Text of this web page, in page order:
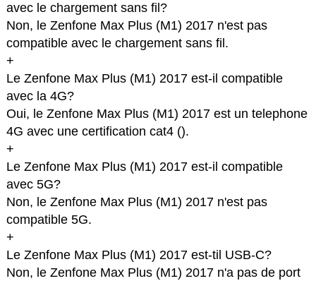
avec le chargement sans fil?
Non, le Zenfone Max Plus (M1) 2017 n'est pas
compatible avec le chargement sans fil.
+
Le Zenfone Max Plus (M1) 2017 est-il compatible
avec la 4G?
Oui, le Zenfone Max Plus (M1) 2017 est un telephone
4G avec une certification cat4 ().
+
Le Zenfone Max Plus (M1) 2017 est-il compatible
avec 5G?
Non, le Zenfone Max Plus (M1) 2017 n'est pas
compatible 5G.
+
Le Zenfone Max Plus (M1) 2017 est-til USB-C?
Non, le Zenfone Max Plus (M1) 2017 n'a pas de port